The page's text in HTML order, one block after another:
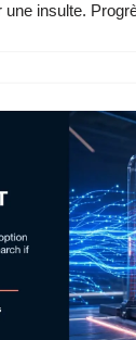
une insulte.